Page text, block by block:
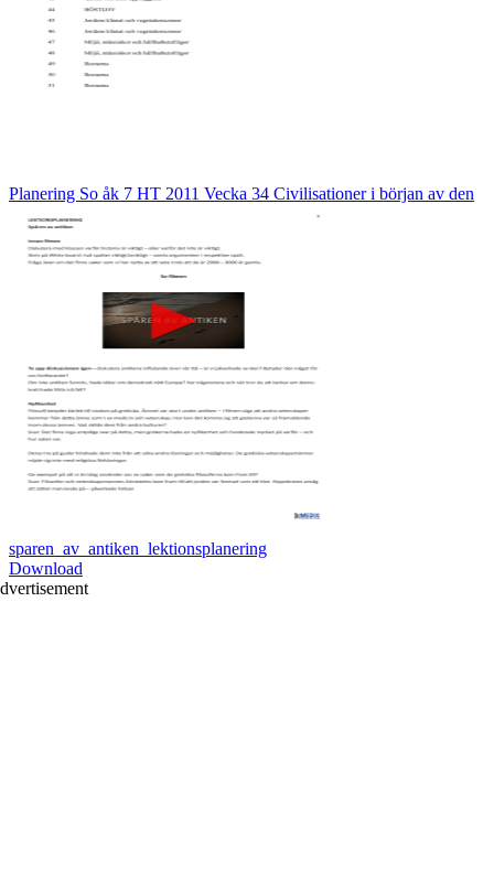
Planering So åk 7 HT 2011 Vecka 34 Civilisationer i början av den
sparen_av_antiken_lektionsplanering
Download